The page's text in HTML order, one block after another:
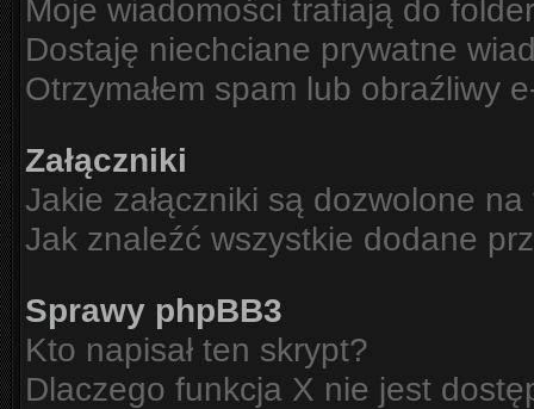
Moje wiadomości trafiają do
Dostaję niechciane prywatne
Otrzymałem spam lub obraźliwy
Załączniki
Jakie załączniki są dozwolone
Jak znaleźć wszystkie dodane
Sprawy phpBB3
Kto napisał ten skrypt?
Dlaczego funkcja X nie jest